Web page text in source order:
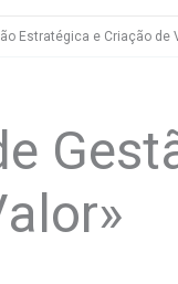
Estratégica e Criação de